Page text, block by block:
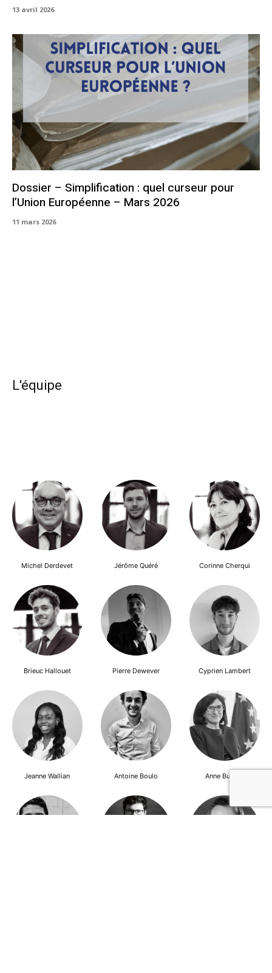
13 avril 2026
Dossier – Simplification : quel curseur pour
l’Union Européenne – Mars 2026
11 mars 2026
L'équipe
Michel Derdevet Jérôme Quéré Corinne Cherqui
Brieuc Hallouet Pierre Dewever Cyprien Lambert
Jeanne Wallian Antoine Boulo Anne Bucher